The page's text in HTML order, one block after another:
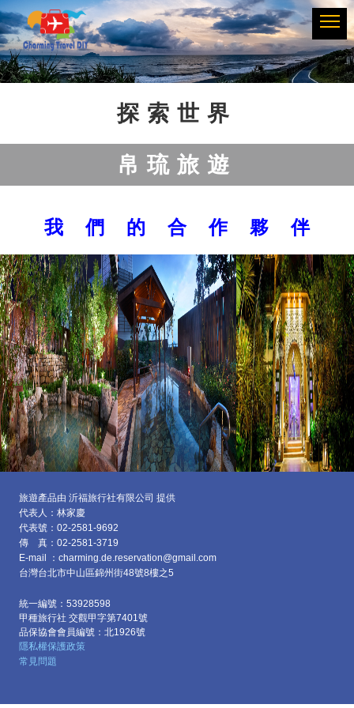
Previous Next
探索世界
帛琉旅遊
我 們 的 合 作 夥 伴
旅遊產品由 沂福旅行社有限公司 提供
代表人：林家慶
代表號：02-2581-9692
傳 真：02-2581-3719
E-mail ：charming.de.reservation@gmail.com
台灣台北市中山區錦州街48號8樓之5
統一編號：53928598
甲種旅行社 交觀甲字第7401號
品保協會會員編號：北1926號
隱私權保護政策
常見問題